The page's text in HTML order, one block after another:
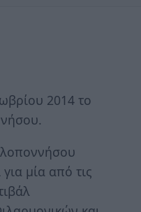
2014 το
μία από τις